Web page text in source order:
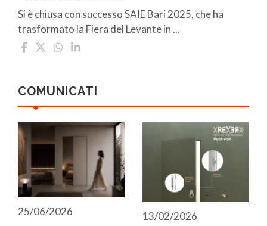
Si è chiusa con successo SAIE Bari 2025, che ha
trasformato la Fiera del Levante in ...
COMUNICATI
25/06/2026
13/02/2026